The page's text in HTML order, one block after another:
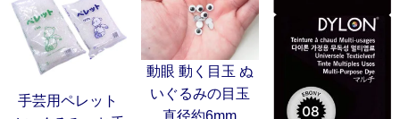
手芸用ペレット
動眼 動く目玉 ぬ
いぐるみの目玉